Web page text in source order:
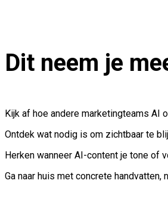
Dit neem je
Kijk af hoe andere marketingteams AI
Ontdek wat nodig is om zichtbaar te
Herken wanneer AI-content je tone of
Ga naar huis met concrete